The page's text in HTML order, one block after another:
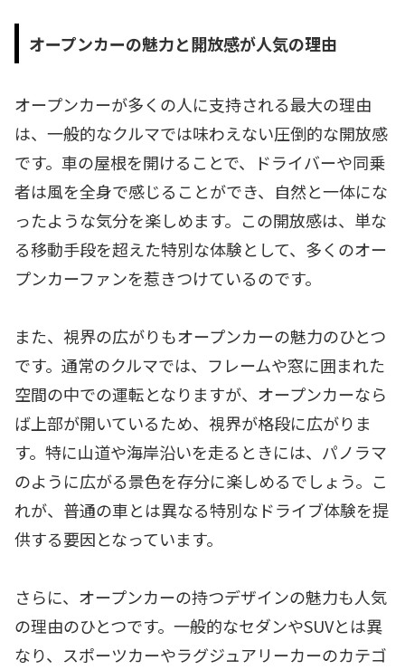
オープンカーの魅力と開放感が人気の理由
オープンカーが多くの人に支持される最大の理由
は、一般的なクルマでは味わえない圧倒的な開放感
です。車の屋根を開けることで、ドライバーや同乗
者は風を全身で感じることができ、自然と一体にな
ったような気分を楽しめます。この開放感は、単な
る移動手段を超えた特別な体験として、多くのオー
プンカーファンを惹きつけているのです。
また、視界の広がりもオープンカーの魅力のひとつ
です。通常のクルマでは、フレームや窓に囲まれた
空間の中での運転となりますが、オープンカーなら
ば上部が開いているため、視界が格段に広がりま
す。特に山道や海岸沿いを走るときには、パノラマ
のように広がる景色を存分に楽しめるでしょう。こ
れが、普通の車とは異なる特別なドライブ体験を提
供する要因となっています。
さらに、オープンカーの持つデザインの魅力も人気
の理由のひとつです。一般的なセダンやSUVとは異
なり、スポーツカーやラグジュアリーカーのカテゴ